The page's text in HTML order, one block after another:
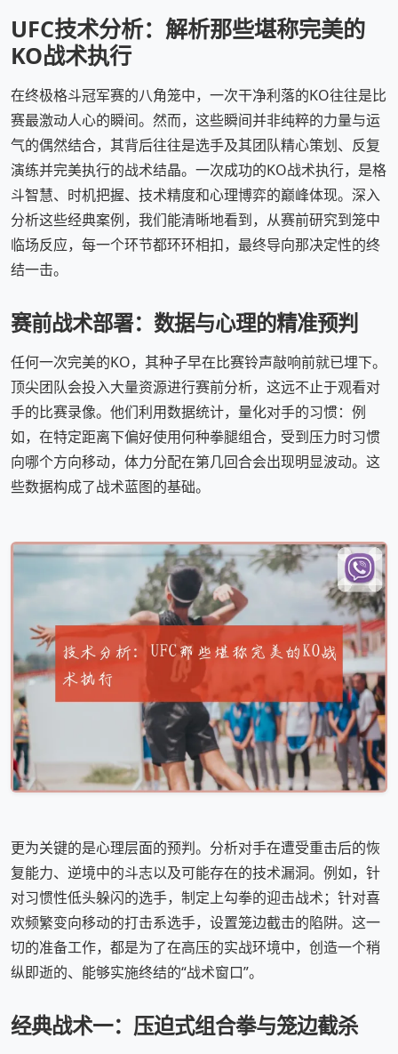
UFC技术分析：解析那些堪称完美的
KO战术执行
在终极格斗冠军赛的八角笼中，一次干净利落的KO往往是比
赛最激动人心的瞬间。然而，这些瞬间并非纯粹的力量与运
气的偶然结合，其背后往往是选手及其团队精心策划、反复
演练并完美执行的战术结晶。一次成功的KO战术执行，是格
斗智慧、时机把握、技术精度和心理博弈的巅峰体现。深入
分析这些经典案例，我们能清晰地看到，从赛前研究到笼中
临场反应，每一个环节都环环相扣，最终导向那决定性的终
结一击。
赛前战术部署：数据与心理的精准预判
任何一次完美的KO，其种子早在比赛铃声敲响前就已埋下。
顶尖团队会投入大量资源进行赛前分析，这远不止于观看对
手的比赛录像。他们利用数据统计，量化对手的习惯：例
如，在特定距离下偏好使用何种拳腿组合，受到压力时习惯
向哪个方向移动，体力分配在第几回合会出现明显波动。这
些数据构成了战术蓝图的基础。
更为关键的是心理层面的预判。分析对手在遭受重击后的恢
复能力、逆境中的斗志以及可能存在的技术漏洞。例如，针
对习惯性低头躲闪的选手，制定上勾拳的迎击战术；针对喜
欢频繁变向移动的打击系选手，设置笼边截击的陷阱。这一
切的准备工作，都是为了在高压的实战环境中，创造一个稍
纵即逝的、能够实施终结的“战术窗口”。
经典战术一：压迫式组合拳与笼边截杀